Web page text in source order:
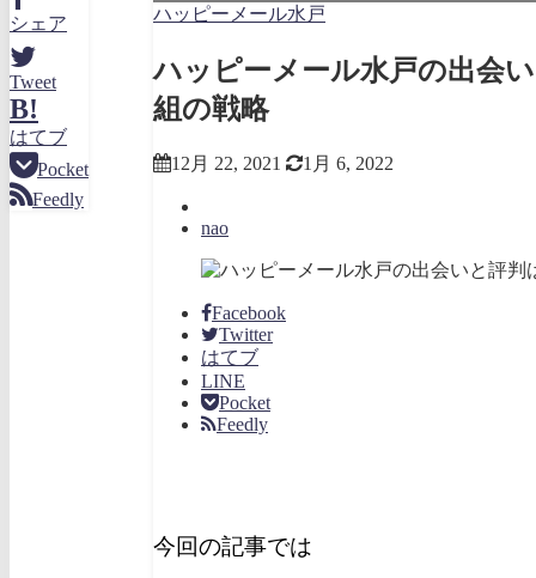
シェア
Tweet
B!
はてブ
Pocket
Feedly
ハッピーメール水戸
ハッピーメール水戸の出会
組の戦略
12月 22, 2021 1月 6, 2022
nao
Facebook
Twitter
はてブ
LINE
Pocket
Feedly
今回の記事では